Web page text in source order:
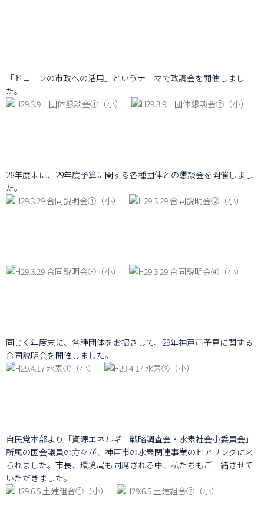
「ドローンの市政への活用」というテーマで政調会を開催しまし
た。
28年度末に、29年度予算に関する各種団体との懇談会を開催しまし
た。
同じく年度末に、各種団体をお招きして、29年神戸市予算に関する
合同説明会を開催しました。
自民党本部より「資源エネルギー戦略調査会・水素社会小委員会」
所属の国会議員の方々が、神戸市の水素関連事業のヒアリングに来
られました。市長、環境局も同席される中、私たちもご一緒させて
いただきました。